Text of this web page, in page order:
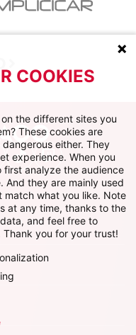
TikTokTwitch
COOKIES
the different sites you
These cookies are
either. They
experience. When you
first analyze the audience
And they are mainly used
what you like. Note
at any time, thanks to the
and feel free to
you for your trust!